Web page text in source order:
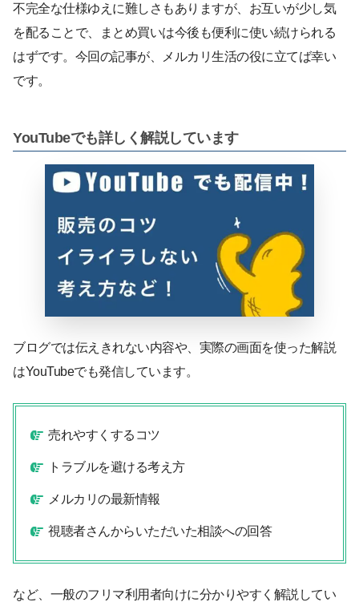
不完全な仕様ゆえに難しさもありますが、お互いが少し気
を配ることで、まとめ買いは今後も便利に使い続けられる
はずです。今回の記事が、メルカリ生活の役に立てば幸い
です。
YouTubeでも詳しく解説しています
ブログでは伝えきれない内容や、実際の画面を使った解説
はYouTubeでも発信しています。
売れやすくするコツ
トラブルを避ける考え方
メルカリの最新情報
視聴者さんからいただいた相談への回答
など、一般のフリマ利用者向けに分かりやすく解説してい